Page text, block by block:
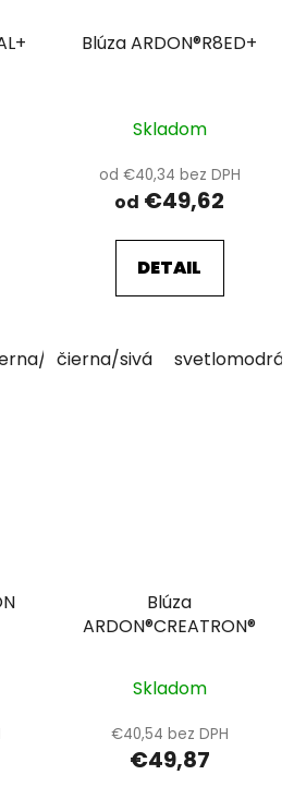
žltá
Blúza ARDON®R8ED+
Skladom
od €40,34 bez DPH
od €49,62
DETAIL
čierna/sivá
Blúza
ARDON®CREATRON®
Skladom
€40,54 bez DPH
€49,87